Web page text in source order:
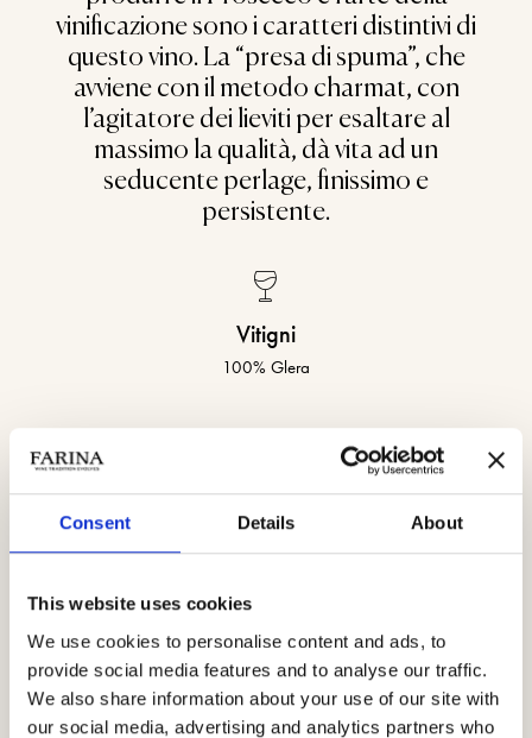
Consent Details About
This website uses cookies
We use cookies to personalise content and ads, to
provide social media features and to analyse our traffic.
We also share information about your use of our site with
our social media, advertising and analytics partners who
vinificazione sono i caratteri distintivi di
questo vino. La “presa di spuma”, che
avviene con il metodo charmat, con
l’agitatore dei lieviti per esaltare al
massimo la qualità, dà vita ad un
seducente perlage, finissimo e
persistente.
Vitigni
100% Glera
Provenienza
Affinamento
Qualche mese in bottiglia